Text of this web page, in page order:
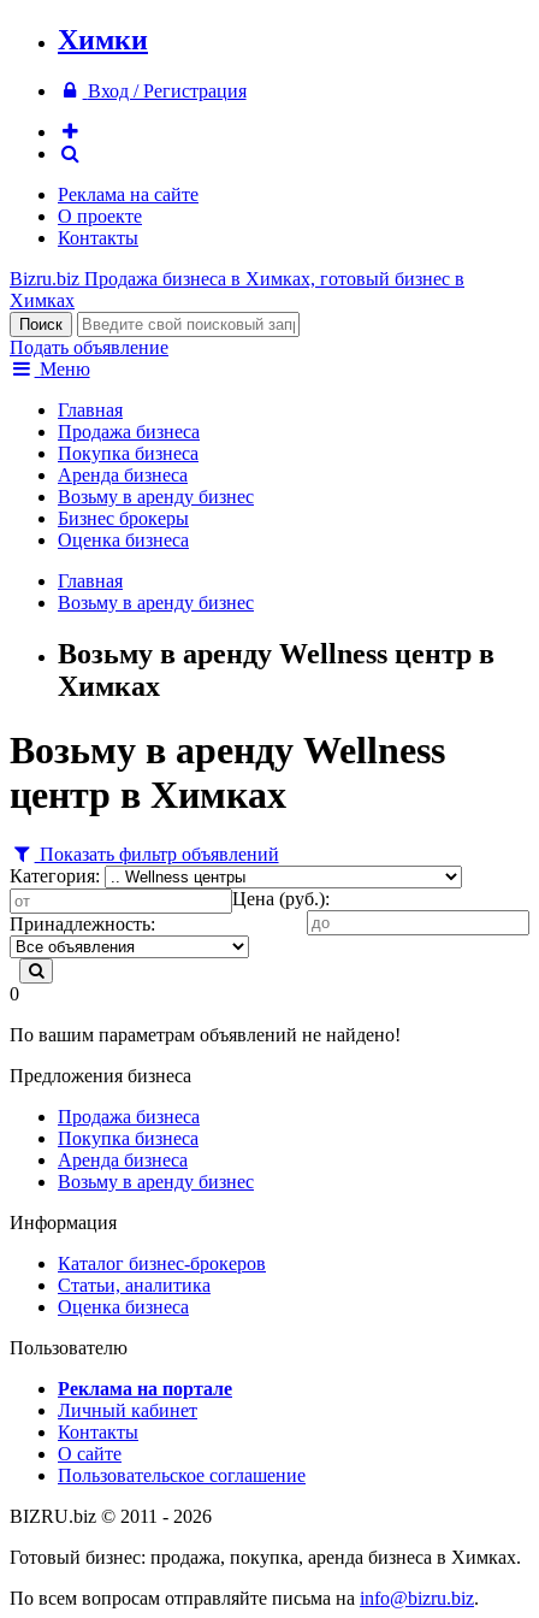
Химки
Вход / Регистрация
Реклама на сайте
О проекте
Контакты
Bizru.biz Продажа бизнеса в Химках, готовый бизнес в
Химках
Подать объявление
Меню
Главная
Продажа бизнеса
Покупка бизнеса
Аренда бизнеса
Возьму в аренду бизнес
Бизнес брокеры
Оценка бизнеса
Главная
Возьму в аренду бизнес
Возьму в аренду Wellness центр в
Химках
Возьму в аренду Wellness
центр в Химках
Показать фильтр объявлений
Категория:
Цена (руб.):
Принадлежность:
0
По вашим параметрам объявлений не найдено!
Предложения бизнеса
Продажа бизнеса
Покупка бизнеса
Аренда бизнеса
Возьму в аренду бизнес
Информация
Каталог бизнес-брокеров
Статьи, аналитика
Оценка бизнеса
Пользователю
Реклама на портале
Личный кабинет
Контакты
О сайте
Пользовательское соглашение
BIZRU.biz © 2011 - 2026
Готовый бизнес: продажа, покупка, аренда бизнеса в Химках.
По всем вопросам отправляйте письма на info@bizru.biz.